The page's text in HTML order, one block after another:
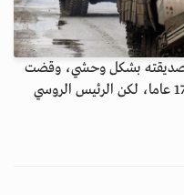
صديقته بشكل وحشي، وقضت
محكمة في يوليو عام 2022 بسجنه لمدة 17 عاما، لكن الرئيس الروسي